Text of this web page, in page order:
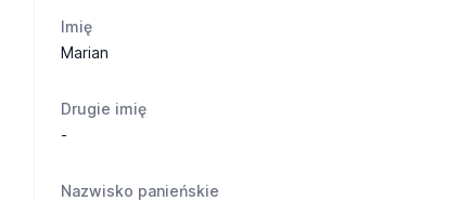
Imię
Marian
Drugie imię
-
Nazwisko panieńskie